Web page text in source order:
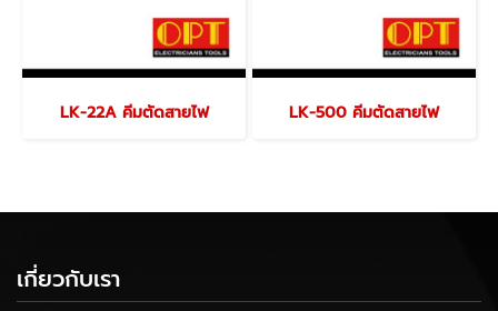
LK-22A คีมตัดสายไฟ LK-500 คีมตัดสายไฟ
เกี่ยวกับเรา